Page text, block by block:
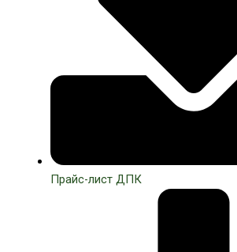
Прайс-лист ДПК